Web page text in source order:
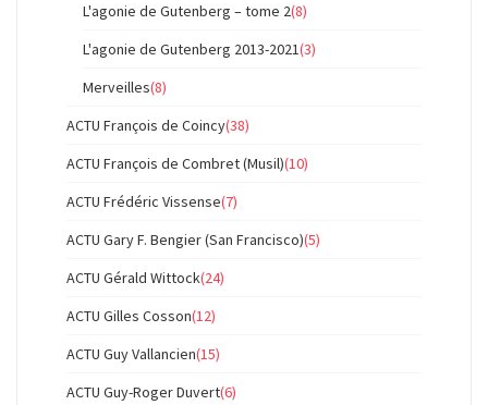
L'agonie de Gutenberg – tome 2(8)
L'agonie de Gutenberg 2013-2021(3)
Merveilles(8)
ACTU François de Coincy(38)
ACTU François de Combret (Musil)(10)
ACTU Frédéric Vissense(7)
ACTU Gary F. Bengier (San Francisco)(5)
ACTU Gérald Wittock(24)
ACTU Gilles Cosson(12)
ACTU Guy Vallancien(15)
ACTU Guy-Roger Duvert(6)